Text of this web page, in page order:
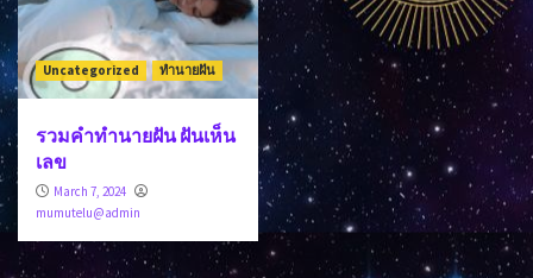
Uncategorized ทำนายฝัน
รวมคำทำนายฝัน ฝันเห็น
เลข
March 7, 2024
mumutelu@admin